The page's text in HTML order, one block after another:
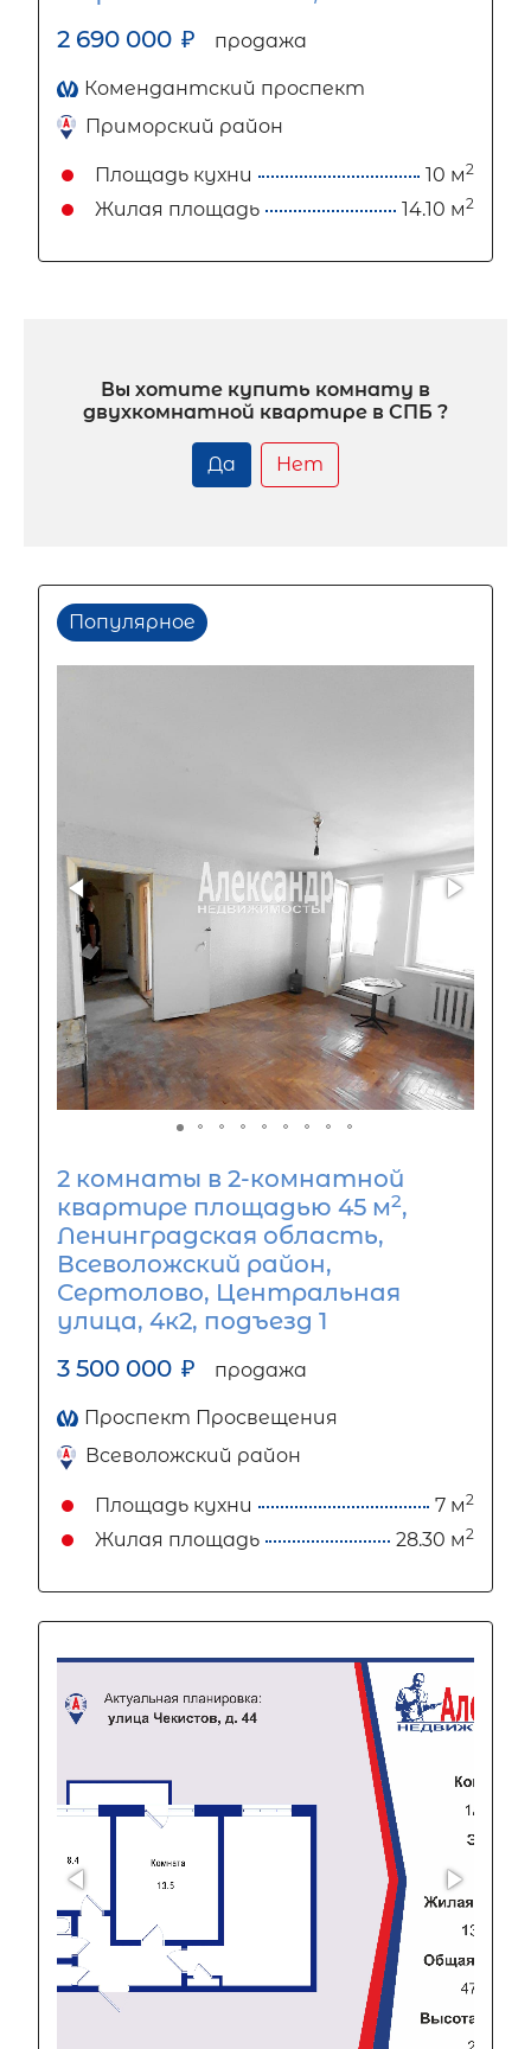
2 690 000 ₽ продажа
Комендантский проспект
Приморский район
Площадь кухни 10 м2
Жилая площадь 14.10 м2
Вы хотите купить комнату в
двухкомнатной квартире в СПБ ?
Да Нет
Популярное
2 комнаты в 2-комнатной
квартире площадью 45 м2,
Ленинградская область,
Всеволожский район,
Сертолово, Центральная
улица, 4к2, подъезд 1
3 500 000 ₽ продажа
Проспект Просвещения
Всеволожский район
Площадь кухни 7 м2
Жилая площадь 28.30 м2